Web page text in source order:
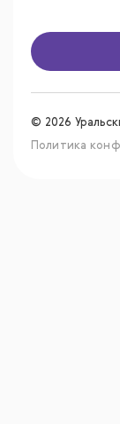
© 2026
Политика